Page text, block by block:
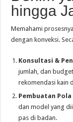
hingga
Memahami
dengan konveksi.
Konsultasi &
jumlah, dan
rekomendasi kain
Pembuatan Pola
dan model yang
pas di badan.